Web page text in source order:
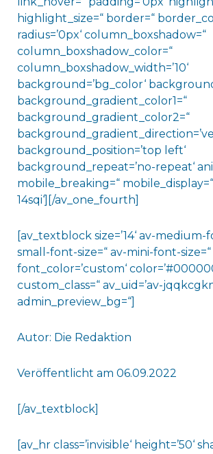
highlight_size=“ border=“
radius=’0px‘ column_boxshadow=“
column_boxshadow_color=“
column_boxshadow_width=’10‘
background=’bg_color‘
background_gradient_color1=“
background_gradient_color2=“
background_position=’top left‘
background_repeat=’no-repeat‘
mobile_breaking=“ mobile_display=“
14sqi‘][/av_one_fourth]
[av_textblock size=’14‘ av-medium-
small-font-size=“ av-mini-font-size=“
font_color=’custom‘
custom_class=“ av_uid=’av-
admin_preview_bg=“]
Autor: Die Redaktion
Veröffentlicht am 06.09.2022
[/av_textblock]
[av_hr class=’invisible‘ height=’50‘